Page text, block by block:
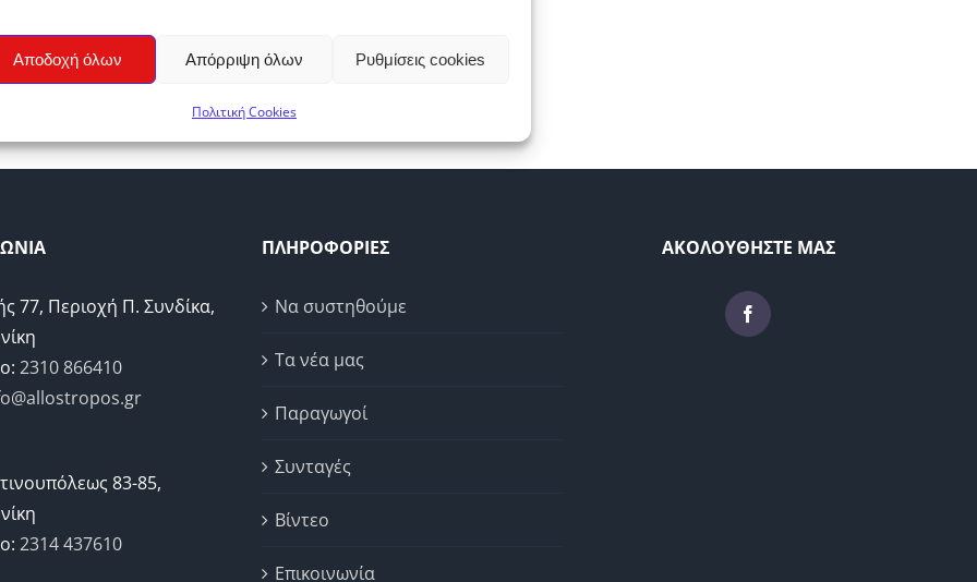
Αποδοχή όλων Απόρριψη όλων Ρυθμίσεις cookies
Πολιτική Cookies
77, Περιοχή Π. Συνδίκα,
2310 866410
83-85,
2314 437610
ΠΛΗΡΟΦΟΡΙΕΣ
Να συστηθούμε
Τα νέα μας
Παραγωγοί
Συνταγές
Βίντεο
Επικοινωνία
ΑΚΟΛΟΥΘΗΣΤΕ ΜΑΣ